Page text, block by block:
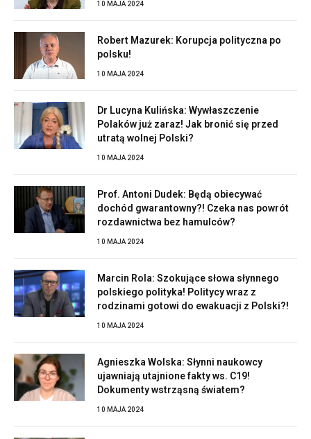
10 MAJA 2024
Robert Mazurek: Korupcja polityczna po
polsku!
10 MAJA 2024
Dr Lucyna Kulińska: Wywłaszczenie
Polaków już zaraz! Jak bronić się przed
utratą wolnej Polski?
10 MAJA 2024
Prof. Antoni Dudek: Będą obiecywać
dochód gwarantowny?! Czeka nas powrót
rozdawnictwa bez hamulców?
10 MAJA 2024
Marcin Rola: Szokujące słowa słynnego
polskiego polityka! Politycy wraz z
rodzinami gotowi do ewakuacji z Polski?!
10 MAJA 2024
Agnieszka Wolska: Słynni naukowcy
ujawniają utajnione fakty ws. C19!
Dokumenty wstrząsną światem?
10 MAJA 2024